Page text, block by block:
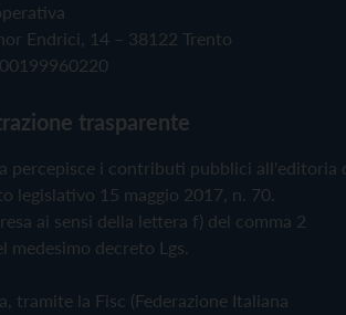
Endrici, 14 – 38122 Trento
00199960220
trasparente
percepisce i contributi pubblici all'editoria
legislativo 15 maggio 2017, n. 70.
ai sensi della lettera f) del comma 2
medesimo decreto Lgs.
tramite la Fisc (Federazione Italiana